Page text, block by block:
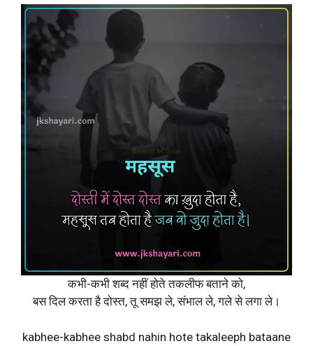
कभी-कभी शब्द नहीं होते तकलीफ बताने को,
बस दिल करता है दोस्त, तू समझ ले, संभाल ले, गले से लगा ले।
kabhee-kabhee shabd nahin hote takaleeph bataane